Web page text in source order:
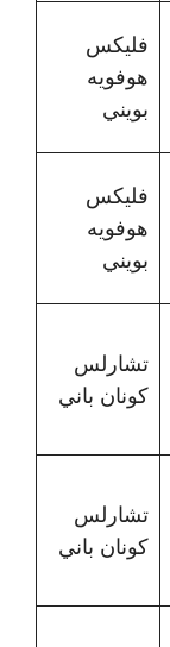
فليكس
هوفويه
بويني
فليكس
هوفويه
بويني
تشارلس
كونان باني
تشارلس
كونان باني